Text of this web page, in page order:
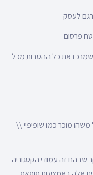
לעסק
פרסום
שמרכז את כל ההטבות מכל
מוכר כמו שופיפיי \\
שהעיקר שבהם זה עמודי הקטגוריה